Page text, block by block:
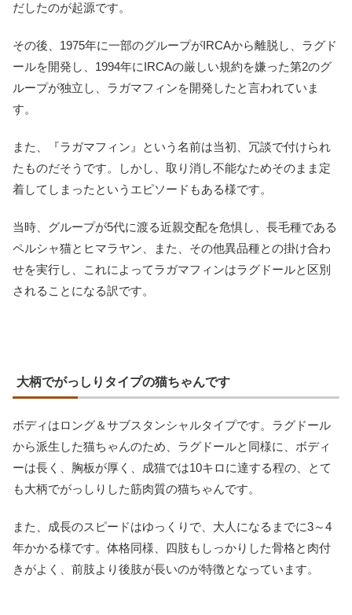
だしたのが起源です。
その後、1975年に一部のグループがIRCAから離脱し、ラグド
ールを開発し、1994年にIRCAの厳しい規約を嫌った第2のグ
ループが独立し、ラガマフィンを開発したと言われていま
す。
また、『ラガマフィン』という名前は当初、冗談で付けられ
たものだそうです。しかし、取り消し不能なためそのまま定
着してしまったというエピソードもある様です。
当時、グループが5代に渡る近親交配を危惧し、長毛種である
ペルシャ猫とヒマラヤン、また、その他異品種との掛け合わ
せを実行し、これによってラガマフィンはラグドールと区別
されることになる訳です。
大柄でがっしりタイプの猫ちゃんです
ボディはロング＆サブスタンシャルタイプです。ラグドール
から派生した猫ちゃんのため、ラグドールと同様に、ボディ
ーは長く、胸板が厚く、成猫では10キロに達する程の、とて
も大柄でがっしりした筋肉質の猫ちゃんです。
また、成長のスピードはゆっくりで、大人になるまでに3～4
年かかる様です。体格同様、四肢もしっかりした骨格と肉付
きがよく、前肢より後肢が長いのが特徴となっています。